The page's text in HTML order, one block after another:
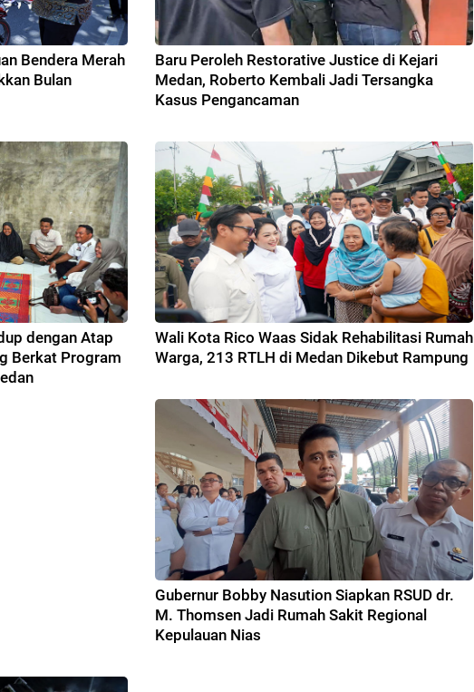
Bendera Merah
Bulan
Baru Peroleh Restorative Justice di Kejari
Medan, Roberto Kembali Jadi Tersangka
Kasus Pengancaman
dengan Atap
Berkat Program
Wali Kota Rico Waas Sidak Rehabilitasi Rumah
Warga, 213 RTLH di Medan Dikebut Rampung
Gubernur Bobby Nasution Siapkan RSUD dr.
M. Thomsen Jadi Rumah Sakit Regional
Kepulauan Nias